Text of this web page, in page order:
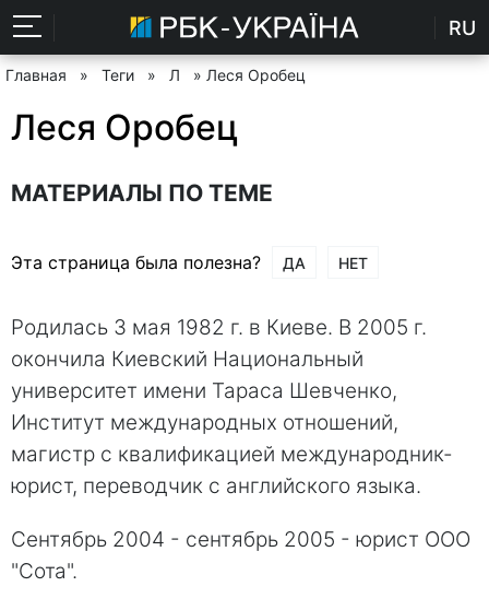
RU
Главная » Теги » Л » Леся Оробец
Леся Оробец
МАТЕРИАЛЫ ПО ТЕМЕ
Эта страница была полезна? ДА НЕТ
Родилась 3 мая 1982 г. в Киеве. В 2005 г.
окончила Киевский Национальный
университет имени Тараса Шевченко,
Институт международных отношений,
магистр с квалификацией международник-
юрист, переводчик с английского языка.
Сентябрь 2004 - сентябрь 2005 - юрист ООО
"Сота".